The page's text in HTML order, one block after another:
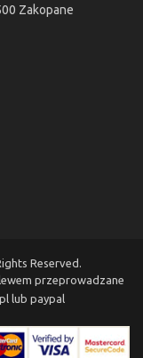
Zakopane
Reserved.
przeprowadzane
lub paypal